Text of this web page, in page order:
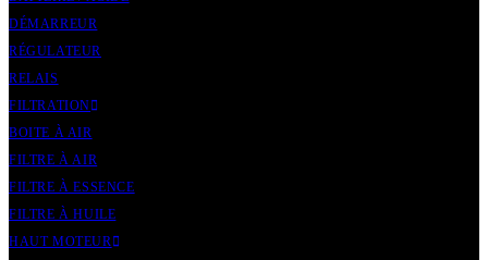
DÉMARREUR
RÉGULATEUR
RELAIS
FILTRATION
BOITE À AIR
FILTRE À AIR
FILTRE À ESSENCE
FILTRE À HUILE
HAUT MOTEUR